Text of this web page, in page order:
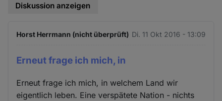
Diskussion anzeigen
Horst Herrmann (nicht überprüft) Di. 11 Okt 2016 - 13:09
Erneut frage ich mich, in
Erneut frage ich mich, in welchem Land wir
eigentlich leben. Eine verspätete Nation - nichts